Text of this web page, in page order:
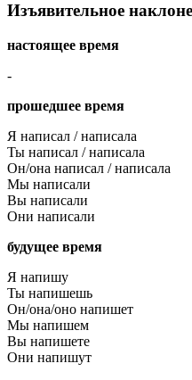
Изъявительное
настоящее время
-
прошедшее время
Я написал / написала
Ты написал / написала
Он/она написал / написала
Мы написали
Вы написали
Они написали
будущее время
Я напишу
Ты напишешь
Он/она/оно напишет
Мы напишем
Вы напишете
Они напишут